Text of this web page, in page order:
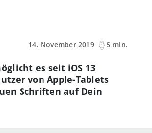
14. November 2019 5 min.
es seit iOS 13
von Apple-Tablets
Schriften auf Dein